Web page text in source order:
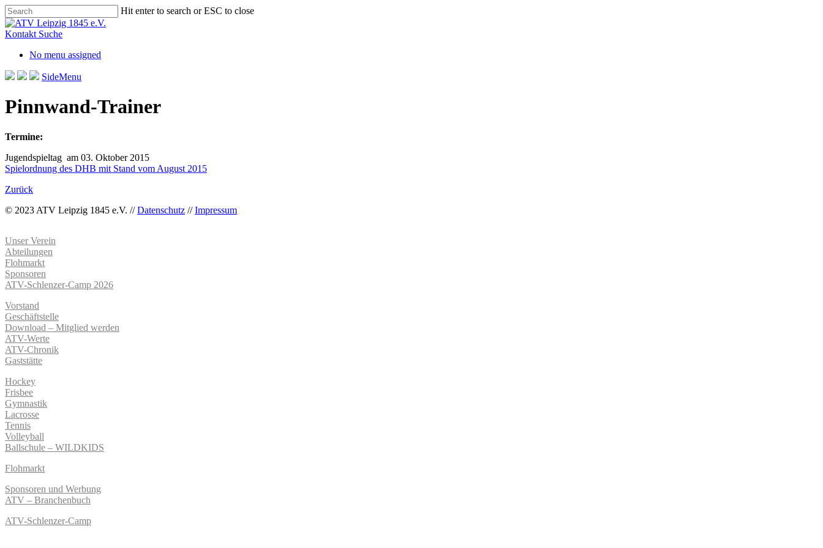
Skip
to
main
Hit enter to search or ESC to close
Close
Search
Kontakt Suche
No menu assigned
SideMenu
Pinnwand-Trainer
Termine:
Jugendspieltag am 03. Oktober 2015
Spielordnung des DHB mit Stand vom August 2015
Zurück
© 2023 ATV Leipzig 1845 e.V. //Datenschutz //Impressum
Unser Verein
Abteilungen
Flohmarkt
Sponsoren
ATV-Schlenzer-Camp 2026
Vorstand
Geschäftstelle
Download – Mitglied werden
ATV-Werte
ATV-Chronik
Gaststätte
Hockey
Frisbee
Gymnastik
Lacrosse
Tennis
Volleyball
Ballschule – WILDKIDS
Flohmarkt
Sponsoren und Werbung
ATV – Branchenbuch
ATV-Schlenzer-Camp